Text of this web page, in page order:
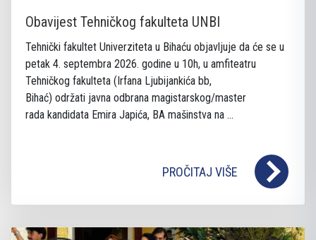
Obavijest Tehničkog fakulteta UNBI
Tehnički fakultet Univerziteta u Bihaću objavljuje da će se u
petak 4. septembra 2026. godine u 10h, u amfiteatru
Tehničkog fakulteta (Irfana Ljubijankića bb,
Bihać) održati javna odbrana magistarskog/master
rada kandidata Emira Japića, BA mašinstva na ...
PROČITAJ VIŠE